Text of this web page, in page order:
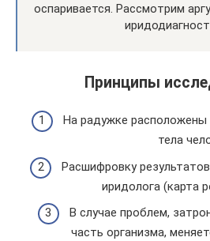
оспаривается. Рассмотрим
Принципы
На радужке расположены
тела
Расшифровку
иридолога (карта
В случае проблем,
часть организма,